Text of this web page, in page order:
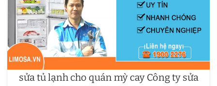
sửa tủ lạnh cho quán mỳ cay Công ty sửa